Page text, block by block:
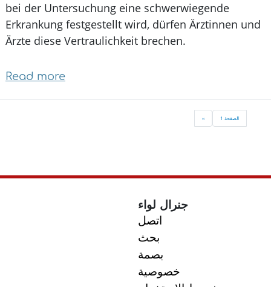
bei der Untersuchung eine schwerwiegende
Erkrankung festgestellt wird, dürfen Ärztinnen und
Ärzte diese Vertraulichkeit brechen.
Read more
Jugendliche
Schweigepflicht
الصفحة 1
Next
جنرال لواء
اتصل
بحث
بصمة
خصوصية